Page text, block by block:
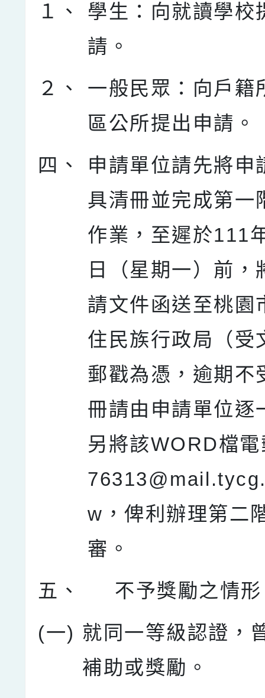
１、
學生：向就讀學校
請。
２、
一般民眾：向戶籍
區公所提出申請。
四、
申請單位請先將申
具清冊並完成第一
作業，至遲於111
日（星期一）前，
請文件函送至桃園
住民族行政局（受
郵戳為憑，逾期不
冊請由申請單位逐
另將該WORD檔
w，俾利辦理第二
審。
五、
不予獎勵之情形
(一) 就同一等級認證，
補助或獎勵。